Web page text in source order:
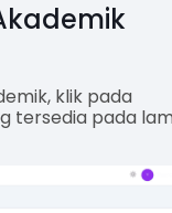
klik pada
tersedia pada